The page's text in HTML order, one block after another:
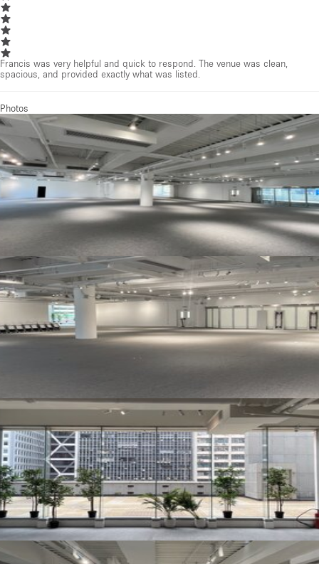
Francis was very helpful and quick to respond. The venue was clean,
spacious, and provided exactly what was listed.
Photos